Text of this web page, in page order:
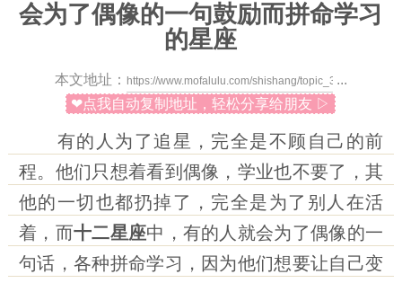
会为了偶像的一句鼓励而拼命学习
的星座
本文地址：
...
❤点我自动复制地址，轻松分享给朋友 ▷
有的人为了追星，完全是不顾自己的前
程。他们只想着看到偶像，学业也不要了，其
他的一切也都扔掉了，完全是为了别人在活
着，而十二星座中，有的人就会为了偶像的一
句话，各种拼命学习，因为他们想要让自己变